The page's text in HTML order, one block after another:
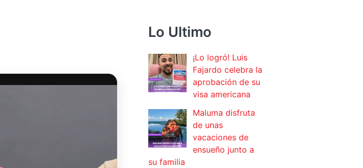
Lo Ultimo
¡Lo logró! Luis
Fajardo celebra la
aprobación de su
visa americana
Maluma disfruta
de unas
vacaciones de
ensueño junto a
su familia